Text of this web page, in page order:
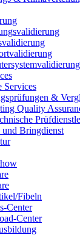
Services
&
Quality
Bringdienst
Fibeln
Center
Center